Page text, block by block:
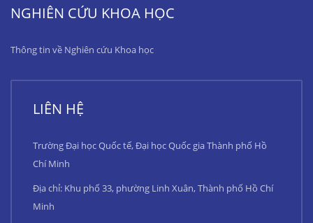
NGHIÊN CỨU KHOA HỌC
Thông tin về Nghiên cứu Khoa học
LIÊN HỆ
Trường Đại học Quốc tế, Đại học Quốc gia Thành phố Hồ
Chí Minh
Địa chỉ: Khu phố 33, phường Linh Xuân, Thành phố Hồ Chí
Minh